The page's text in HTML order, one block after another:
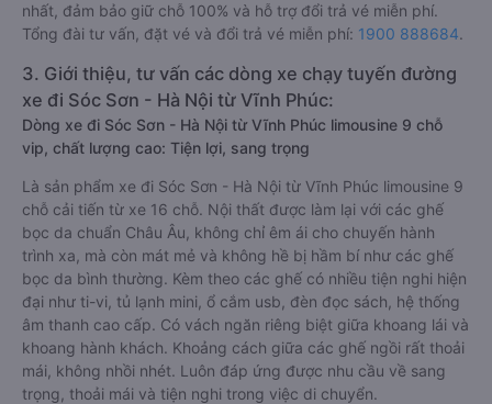
nhất, đảm bảo giữ chỗ 100% và hỗ trợ đổi trả vé miễn phí.
Tổng đài tư vấn, đặt vé và đổi trả vé miễn phí: 1900 888684.
3. Giới thiệu, tư vấn các dòng xe chạy tuyến đường
xe đi Sóc Sơn - Hà Nội từ Vĩnh Phúc:
Dòng xe đi Sóc Sơn - Hà Nội từ Vĩnh Phúc limousine 9 chỗ
vip, chất lượng cao: Tiện lợi, sang trọng
Là sản phẩm xe đi Sóc Sơn - Hà Nội từ Vĩnh Phúc limousine 9
chỗ cải tiến từ xe 16 chỗ. Nội thất được làm lại với các ghế
bọc da chuẩn Châu Âu, không chỉ êm ái cho chuyến hành
trình xa, mà còn mát mẻ và không hề bị hầm bí như các ghế
bọc da bình thường. Kèm theo các ghế có nhiều tiện nghi hiện
đại như ti-vi, tủ lạnh mini, ổ cắm usb, đèn đọc sách, hệ thống
âm thanh cao cấp. Có vách ngăn riêng biệt giữa khoang lái và
khoang hành khách. Khoảng cách giữa các ghế ngồi rất thoải
mái, không nhồi nhét. Luôn đáp ứng được nhu cầu về sang
trọng, thoải mái và tiện nghi trong việc di chuyển.